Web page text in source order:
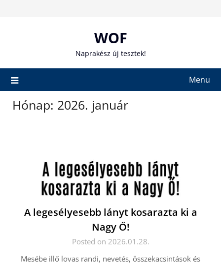
WOF
Naprakész új tesztek!
Menu
Hónap: 2026. január
A legesélyesebb lányt kosarazta ki a
Nagy Ő!
Posted on 2026.01.28.
Mesébe illő lovas randi, nevetés, összekacsintások és